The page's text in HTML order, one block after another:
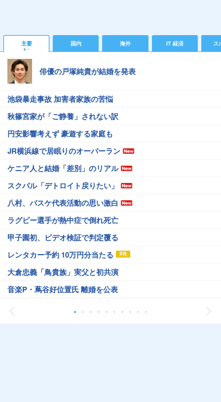
主要 国内 海外 IT 経済 ス
俳優の戸塚純貴が結婚を発表
池袋暴走事故 加害者家族の苦悩
秋篠宮家が「ご静養」されない訳
円安影響考えず 豪遊する家庭も
JR横浜線で居眠りのオーバーラン
ケニア人と結婚「差別」のリアル
スクバル「デトロイト戻りたい」
八村、バスケ代表活動の思い激白
ラグビー選手が熱中症で倒れ死亡
甲子園初、ビデオ検証で判定覆る
レンタカー予約 10万円分当たる
大倉忠義「鳥貴族」実父と初共演
音楽P・蔦谷好位置氏 離婚を公表